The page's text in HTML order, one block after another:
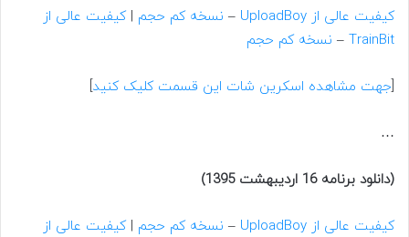
کیفیت عالی از UploadBoy – نسخه کم حجم |کیفیت عالی از
TrainBit
– نسخه کم حجم
[جهت مشاهده اسکرین شات این قسمت کلیک کنید]
…
(دانلود برنامه 16 اردیبهشت 1395)
کیفیت عالی از UploadBoy – نسخه کم حجم |کیفیت عالی از